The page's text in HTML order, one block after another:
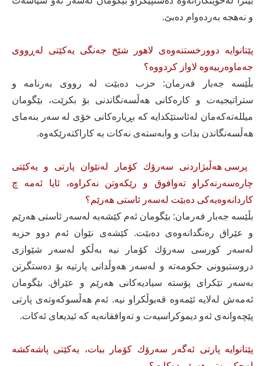
و نەهجە بەردەوام دەبێ.
پێتانوایە دوورخستنەوەی لاهور شێخ جەنگی یەكێتی لەڕووی
جەماوەرییەوە لاواز كردووە؟
بڵێسە جەبار فەرمان: حزب دەبێت لە رووی بەرنامە و
ستراتیجیەت و كارەكانی هەڵسەنگاندنی بۆ بكرێت، بێگومان
میللەتەكەمان لەئاستێكدایە كە بڕیارەكانی خۆی لە سەر بنەمای
هەڵسەنگاندن بدات و وابەستەی نەكات بە كاراكتەرێكەوە.
پرسی هەڵبژاردنی سەرۆك كۆمار لەنێوان پارتی و یەكێتی
چارەسەرنەكراو تەوافوق و رێكەوتن نەكراوە، ئایا ئەمە چ
كاردانەوەیەكی دەبێت لەسەر ئاستی هەرێم؟
بڵێسە جەبار فەرمان: بێگومان ئەم كێشەیە لەسەر ئاستی هەرێم
و عێراق رەنگدانەوەی دەبێت. كێشەی نێوان ئەم دوو حزبە
لەسەر كورسی سەرۆك كۆمار نیە بەڵكو لەسەر شێوازی
دروستبوونی حكومەتە و لەسەر هەوڵدانی پارتیە بۆ دەستگرتن
بەسەر تێكرای پۆستە سیادیەكانی هەرێم و عێراق. بێگومان
ئەمەش لەلایە ئێمەوە قەبوڵكراو نیە. ئەم هەڵسوكەوتەی پارتی
پێچەوانەی ئەو دیموكراسیەت و تەوافقانەیە كە ئیدیعای ئەكات.
پێتانوایە پارتی ئەگەر سەرۆك كۆمار ببات، یەكێتی پاشەكشە